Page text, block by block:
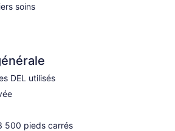
soins
DEL utilisés
500 pieds carrés